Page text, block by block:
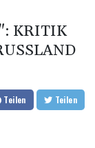
KRITIK
Teilen Teilen